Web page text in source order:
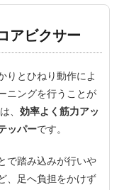
アビクサー
りとひねり動作によ
ニングを行うことが
、 効率よく筋力アッ
ッパーです。
で踏み込みが行いや
、足へ負担をかけず